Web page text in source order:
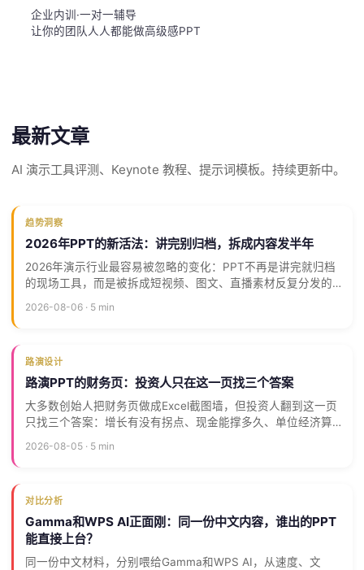
企业内训·一对一辅导
让你的团队人人都能做高级感PPT
最新文章
AI 演示工具评测、Keynote 教程、提示词模板。持续更新中。
趋势洞察
2026年PPT的新活法：讲完别归档，拆成内容发半年
2026年演示行业最容易被忽略的变化：PPT不再是讲完就归档
的现场工具，而是被拆成短视频、图文、直播素材反复分发的
2026-08-06 · 5 min
路演设计
路演PPT的财务页：投资人只在这一页找三个答案
大多数创始人把财务页做成Excel截图墙，但投资人翻到这一页
只找三个答案：增长有没有拐点、现金能撑多久、单位经济算
2026-08-05 · 5 min
对比分析
Gamma和WPS AI正面刚：同一份中文内容，谁出的PPT
能直接上台？
同一份中文材料，分别喂给Gamma和WPS AI，从速度、文